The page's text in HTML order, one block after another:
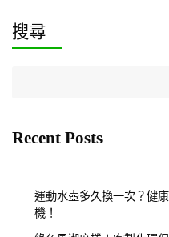
搜尋
Recent Posts
運動水壺多久換一次？健
機！